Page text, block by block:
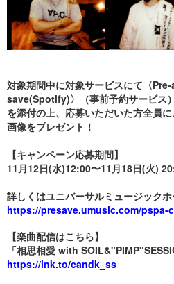
対象期間中に対象サービスにて〈
save(Spotify)〉（事前予約サービス
を添付の上、応募いただいた方全員
画像をプレゼント！
【キャンペーン応募期間】
11月12日(水)12:00〜11月18日(火)
詳しくはユニバーサルミュージックホ
https://presave.umusic.com/pspa-
【楽曲配信はこちら】
「相思相愛 with
https://lnk.to/candk_ss